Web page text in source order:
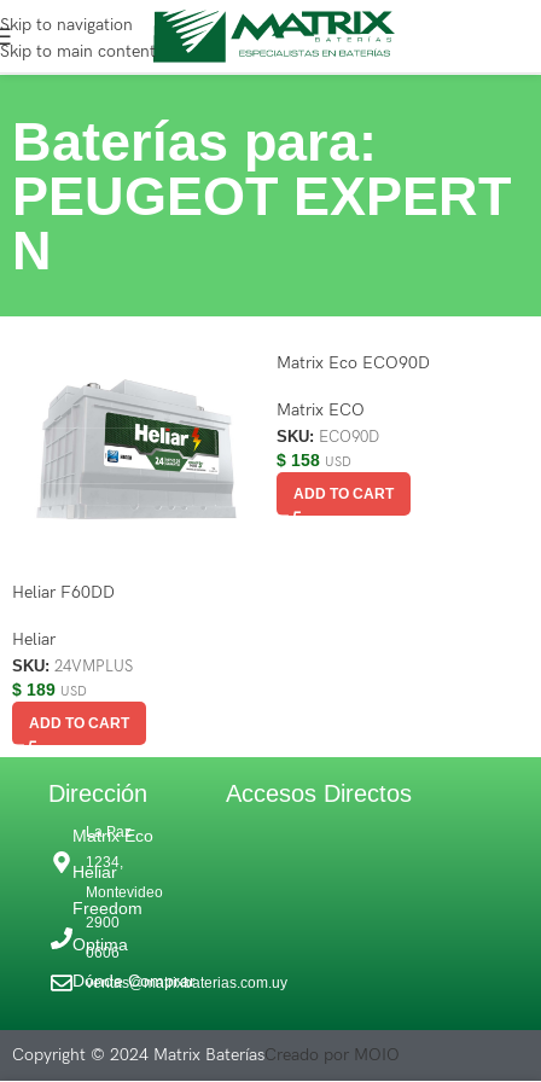
Skip to navigation
Skip to main content
Baterías para:
PEUGEOT EXPERT
N
Heliar F60DD
Heliar
SKU: 24VMPLUS
$ 189 USD
ADD TO CART
Matrix Eco ECO90D
Matrix ECO
SKU: ECO90D
$ 158 USD
ADD TO CART
Dirección
La Paz
1234,
Montevideo
2900
0606
ventas@matrixbaterias.com.uy
Accesos Directos
Matrix Eco
Heliar
Freedom
Optima
Dónde Comprar
Copyright © 2024 Matrix BateríasCreado por MOIO